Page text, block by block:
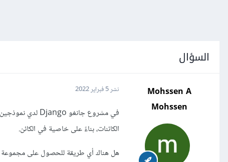
السؤال
Mohssen A
Mohssen
نشر5 فبراير 2022
الكائنات، بناءً على خاصية في الكائن.